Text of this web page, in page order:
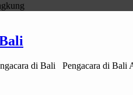
di Bali Pengacara di Bali